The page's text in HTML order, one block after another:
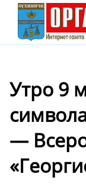
Утро 9
—